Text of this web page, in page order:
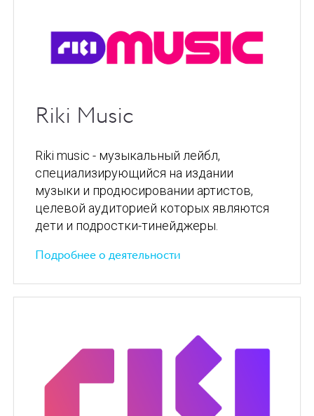
Riki Music
Riki music - музыкальный лейбл,
специализирующийся на издании
музыки и продюсировании артистов,
целевой аудиторией которых являются
дети и подростки-тинейджеры.
Подробнее о деятельности